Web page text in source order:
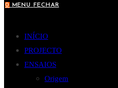
0 MENU FECHAR
INÍCIO
PROJECTO
ENSAIOS
Origem